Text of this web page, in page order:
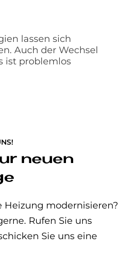
lassen sich
Auch der Wechsel
ist problemlos
neuen
Heizung modernisieren?
Rufen Sie uns
Sie uns eine